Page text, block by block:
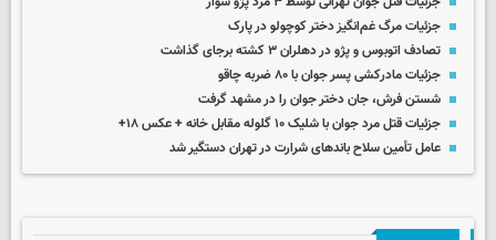
جزئیات مرگ غم‌انگیز دختر کوچولو در پارک
تصادف اتوبوس و پژو در دهلران ۳ کشته برجای گذاشت
جزئیات مادرکشی پسر جوان با ۸۰ ضربه چاقو
شستن فرش، جان دختر جوان را در مشهد گرفت
جزئیات قتل مرد جوان با شلیک ۱۰ گلوله مقابل خانه + عکس ۱۸+
عامل تأمین سلاح باندهای شرارت در تهران دستگیر شد